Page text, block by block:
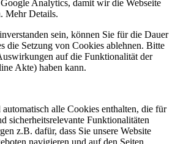
Analytics, damit wir die Webseite
Mehr Details.
sein, können Sie für die Dauer
die Setzung von Cookies ablehnen. Bitte
auf die Funktionalität der
Akte) haben kann.
alle Cookies enthalten, die für
sicherheitsrelevante Funktionalitäten
z.B. dafür, dass Sie unsere Website
navigieren und auf den Seiten